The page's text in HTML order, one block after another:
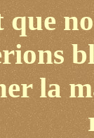
que
la